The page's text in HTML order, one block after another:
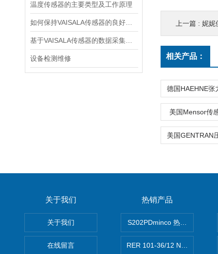
温度传感器的主要类型及工作原理
设备检测维修
上一篇 : 妮妮
相关产品：
美国Mensor传
关于我们
关于我们
在线留言
热销产品
S202PDminco 热电阻
RER 101-36/12 NHH离心